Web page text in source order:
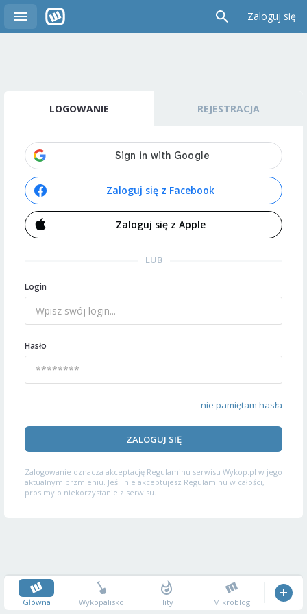
Zaloguj się
LOGOWANIE REJESTRACJA
Zaloguj się z Facebook
Zaloguj się z Apple
LUB
Login
Hasło
nie pamiętam hasła
ZALOGUJ SIĘ
Zalogowanie oznacza akceptację Regulaminu serwisu Wykop.pl w jego
aktualnym brzmieniu. Jeśli nie akceptujesz Regulaminu w całości,
prosimy o niekorzystanie z serwisu.
Główna Wykopalisko Hity Mikroblog